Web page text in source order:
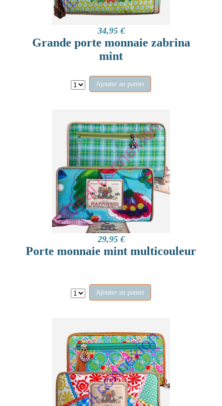
34,95 €
Grande porte monnaie zabrina
mint
Ajouter au panier
29,95 €
Porte monnaie mint multicouleur
Ajouter au panier